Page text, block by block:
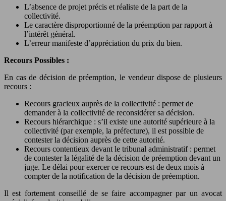
L’absence de projet précis et réaliste de la part de la
collectivité.
Le caractère disproportionné de la préemption par rapport à
l’intérêt général.
L’erreur manifeste d’appréciation du prix du bien.
Recours Possibles :
En cas de décision de préemption, le vendeur dispose de plusieurs
recours :
Recours gracieux auprès de la collectivité : permet de
demander à la collectivité de reconsidérer sa décision.
Recours hiérarchique : s’il existe une autorité supérieure à la
collectivité (par exemple, la préfecture), il est possible de
contester la décision auprès de cette autorité.
Recours contentieux devant le tribunal administratif : permet
de contester la légalité de la décision de préemption devant un
juge. Le délai pour exercer ce recours est de deux mois à
compter de la notification de la décision de préemption.
Il est fortement conseillé de se faire accompagner par un avocat